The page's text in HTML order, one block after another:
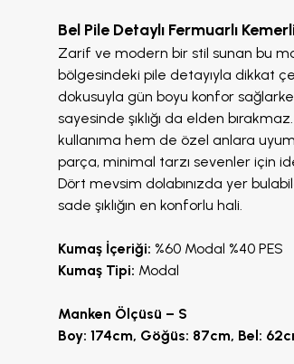
Bel Pile Detaylı Fermuarlı
Zarif ve modern bir stil sunan bu
bölgesindeki pile detayıyla dikkat
dokusuyla gün boyu konfor
sayesinde şıklığı da elden
kullanıma hem de özel anlara
parça, minimal tarzı sevenler için
Dört mevsim dolabınızda yer
sade şıklığın en konforlu hali.
Kumaş İçeriği: %60 Modal %40 PES
Kumaş Tipi: Modal
Manken Ölçüsü – S
Boy: 174cm, Göğüs: 87cm, Bel: